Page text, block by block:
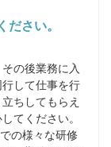
ださい。
の後業務に入
して仕事を行
ちしてもらえ
てください。
の様々な研修